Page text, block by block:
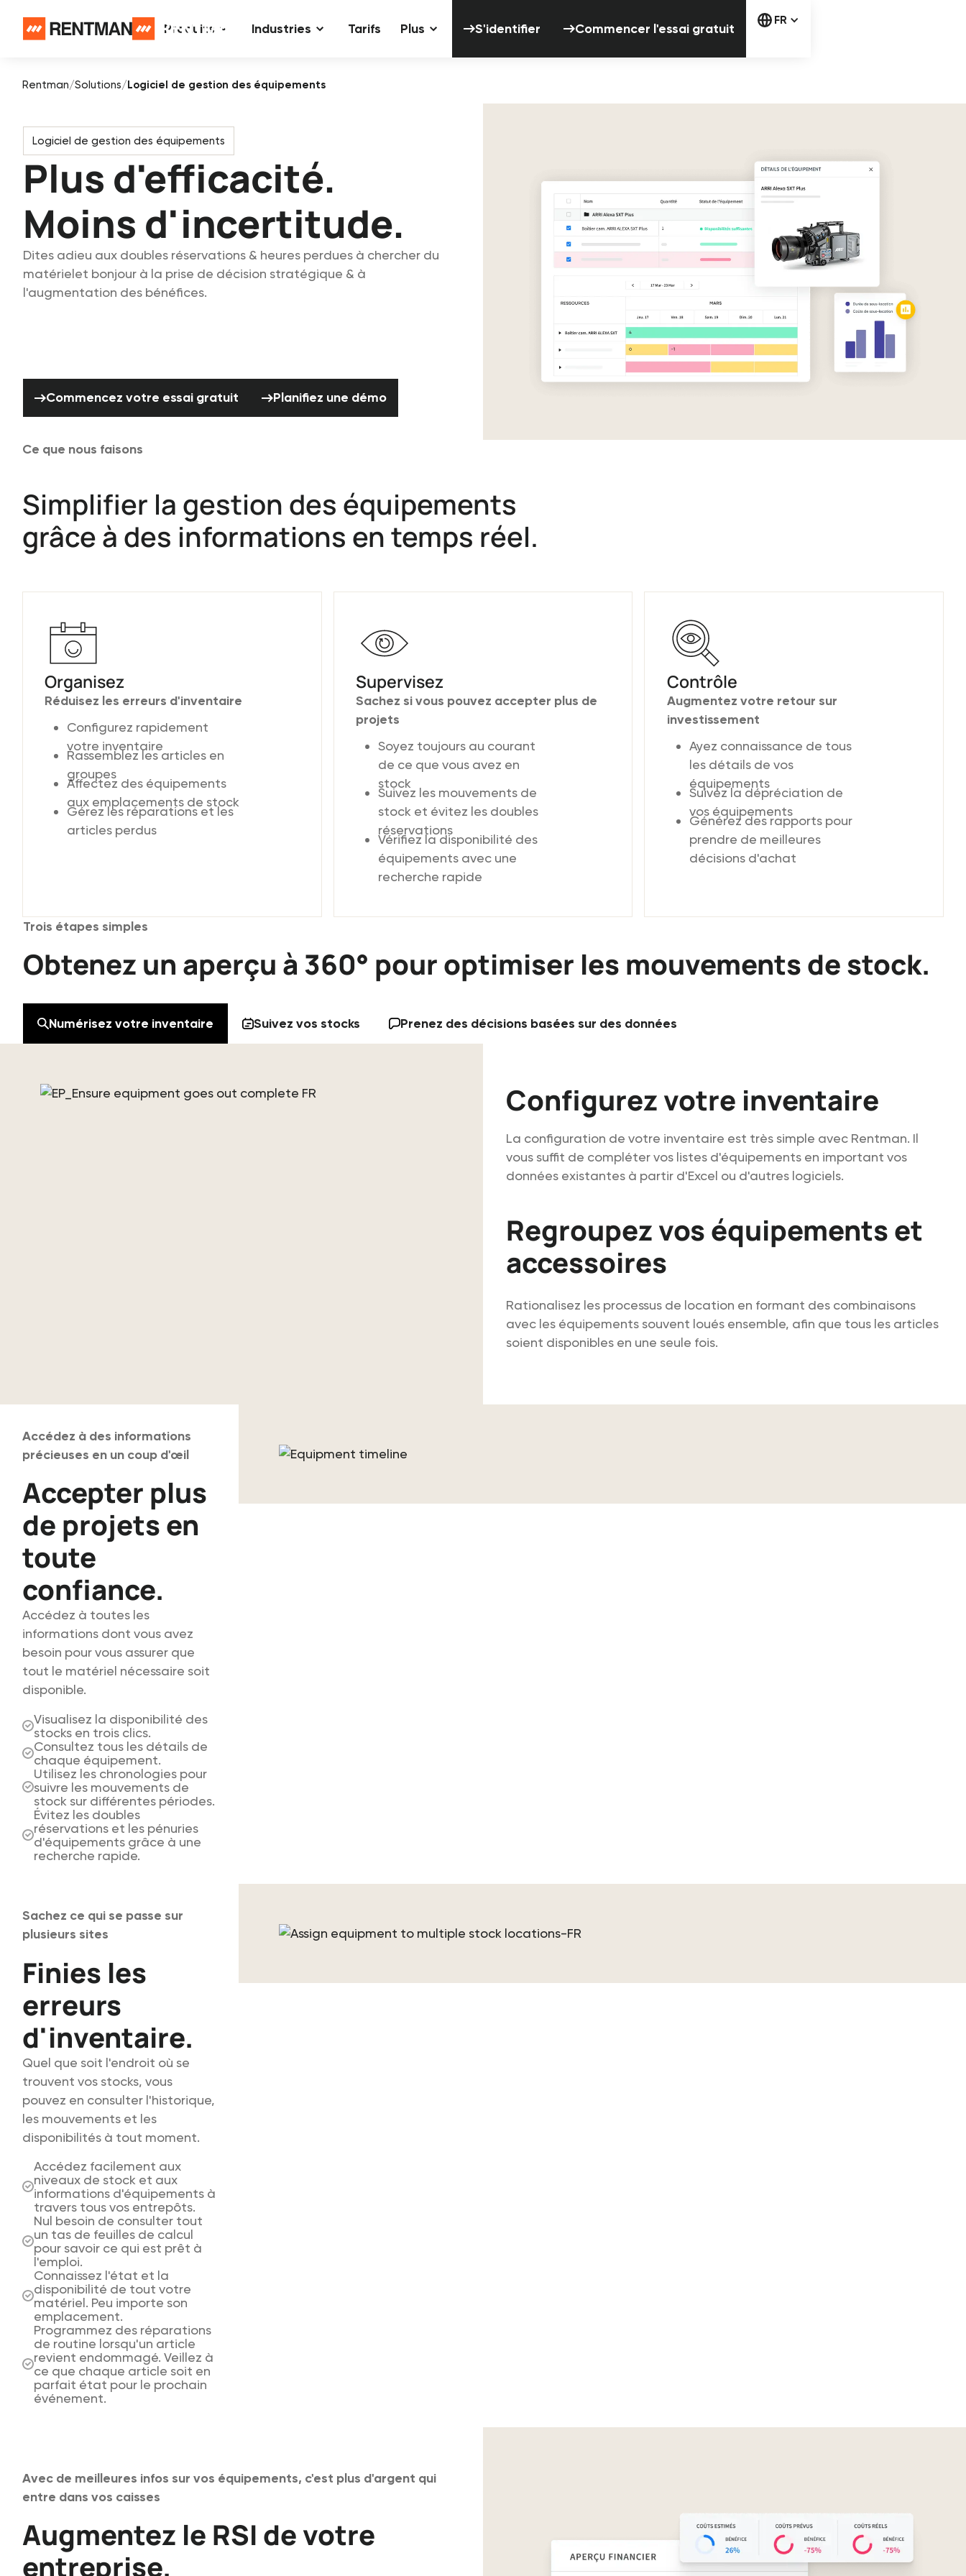
Produits Industries Tarifs Plus S'identifier Commencer l'essai gratuit
FR
Rentman/Solutions/Logiciel de gestion des équipements
Logiciel de gestion des équipements
Plus d'efficacité.
Moins d'incertitude.
Dites adieu aux doubles réservations & heures perdues à chercher du
matérielet bonjour à la prise de décision stratégique & à
l'augmentation des bénéfices.
Commencez votre essai gratuit Planifiez une démo
Ce que nous faisons
Simplifier la gestion des équipements
grâce à des informations en temps réel.
Organisez
Réduisez les erreurs d'inventaire
Configurez rapidement
votre inventaire
Rassemblez les articles en
groupes
Affectez des équipements
aux emplacements de stock
Gérez les réparations et les
articles perdus
Supervisez
Sachez si vous pouvez accepter plus de
projets
Soyez toujours au courant
de ce que vous avez en
stock
Suivez les mouvements de
stock et évitez les doubles
réservations
Vérifiez la disponibilité des
équipements avec une
recherche rapide
Contrôle
Augmentez votre retour sur
investissement
Ayez connaissance de tous
les détails de vos
équipements
Suivez la dépréciation de
vos équipements
Générez des rapports pour
prendre de meilleures
décisions d'achat
Trois étapes simples
Obtenez un aperçu à 360° pour optimiser les mouvements de stock.
Numérisez votre inventaire Suivez vos stocks Prenez des décisions basées sur des données
Configurez votre inventaire
La configuration de votre inventaire est très simple avec Rentman. Il
vous suffit de compléter vos listes d'équipements en important vos
données existantes à partir d'Excel ou d'autres logiciels.
Regroupez vos équipements et
accessoires
Rationalisez les processus de location en formant des combinaisons
avec les équipements souvent loués ensemble, afin que tous les articles
soient disponibles en une seule fois.
Accédez à des informations
précieuses en un coup d'œil
Accepter plus
de projets en
toute
confiance.
Accédez à toutes les
informations dont vous avez
besoin pour vous assurer que
tout le matériel nécessaire soit
disponible.
Visualisez la disponibilité des
stocks en trois clics.
Consultez tous les détails de
chaque équipement.
Utilisez les chronologies pour
suivre les mouvements de
stock sur différentes périodes.
Évitez les doubles
réservations et les pénuries
d'équipements grâce à une
recherche rapide.
Sachez ce qui se passe sur
plusieurs sites
Finies les
erreurs
d'inventaire.
Quel que soit l'endroit où se
trouvent vos stocks, vous
pouvez en consulter l'historique,
les mouvements et les
disponibilités à tout moment.
Accédez facilement aux
niveaux de stock et aux
informations d'équipements à
travers tous vos entrepôts.
Nul besoin de consulter tout
un tas de feuilles de calcul
pour savoir ce qui est prêt à
l'emploi.
Connaissez l'état et la
disponibilité de tout votre
matériel. Peu importe son
emplacement.
Programmez des réparations
de routine lorsqu'un article
revient endommagé. Veillez à
ce que chaque article soit en
parfait état pour le prochain
événement.
Avec de meilleures infos sur vos équipements, c'est plus d'argent qui
entre dans vos caisses
Augmentez le RSI de votre
entreprise.